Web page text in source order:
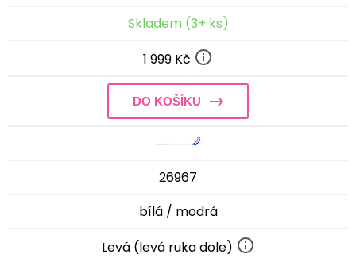
Skladem (3+ ks)
1 999 Kč
DO KOŠÍKU
26967
bílá / modrá
Levá (levá ruka dole)